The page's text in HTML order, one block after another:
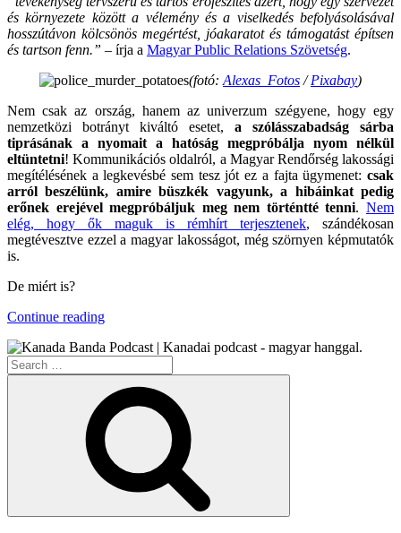
és környezete között a vélemény és a viselkedés befolyásolásával
hosszútávon kölcsönös megértést, jóakaratot és támogatást építsen
és tartson fenn.” – írja a Magyar Public Relations Szövetség.
(fotó: Alexas_Fotos /Pixabay)
Nem csak az ország, hanem az univerzum szégyene, hogy egy
nemzetközi botrányt kiváltó esetet, a szólásszabadság sárba
tiprásának a nyomait a hatóság megpróbálja nyom nélkül
eltüntetni! Kommunikációs oldalról, a Magyar Rendőrség lakossági
megítélésének a legkevésbé sem tesz jót ez a fajta ügymenet: csak
arról beszélünk, amire büszkék vagyunk, a hibáinkat pedig
erőnek erejével megpróbáljuk meg nem történtté tenni.Nem
elég, hogy ők maguk is rémhírt terjesztenek, szándékosan
megtévesztve ezzel a magyar lakosságot, még szörnyen képmutatók
is.
De miért is?
Continue reading“Mélységes
–
Felvonás!”
Search
for: